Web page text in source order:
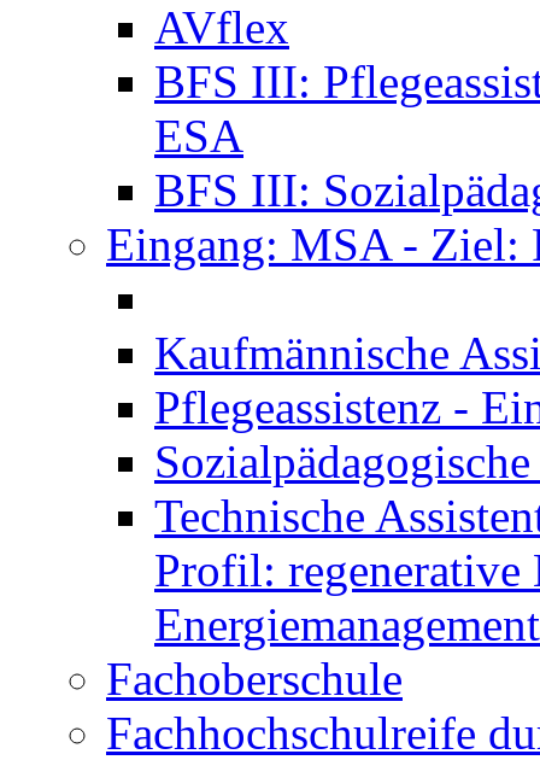
AVflex
BFS III:
ESA
BFS III:
Eingang: MSA - Ziel:
Kaufmännische
Pflegeassistenz -
Technische
Profil: regenerative
Energiemanagement
Fachoberschule
Fachhochschulreife